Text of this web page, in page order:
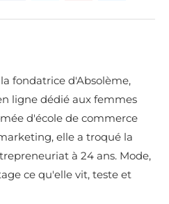
fondatrice d'Absolème,
ligne dédié aux femmes
d'école de commerce
elle a troqué la
à 24 ans. Mode,
ce qu'elle vit, teste et